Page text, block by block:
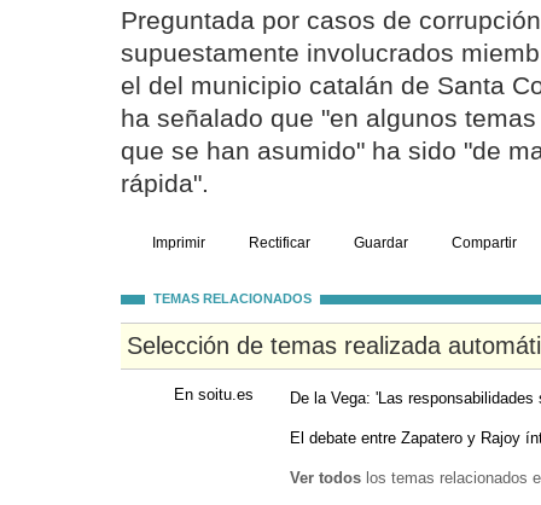
Preguntada por casos de
supuestamente involucrados
el del municipio catalán de Santa
ha señalado que "en algunos
que se han asumido" ha sido "de
rápida".
Imprimir Rectificar Guardar Compartir
TEMAS RELACIONADOS
Selección de temas realizada
En soitu.es De la Vega: 'Las
El debate entre Zapatero y Rajoy
Ver todos los temas relacionados